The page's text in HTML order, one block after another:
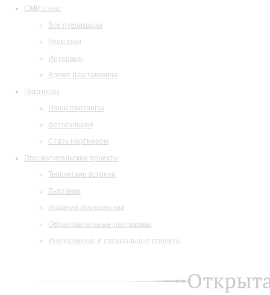
СМИ о нас
Все публикации
Рецензии
Интервью
Время Шостаковича
Партнеры
Наши партнеры
Фотогалерея
Стать партнером
Просветительские проекты
Творческие встречи
Выставки
Издания филармонии
Образовательные программы
Инклюзивные и специальные проекты